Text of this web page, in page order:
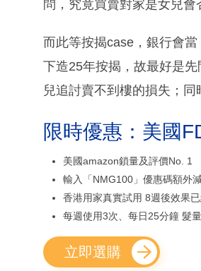
問，究竟買賣對家是女兒會
而此等按揭case，銀行會
下造25年按揭，故最好是
兒追討賣不到樓的損失；同
限時優惠：美國
美國amazon鎖量及評價No. 1
輸入「NMG100」優惠碼額外
香港用家真實試用 8週後效果
每週使用3次、每日25分鐘 髮
立即選購